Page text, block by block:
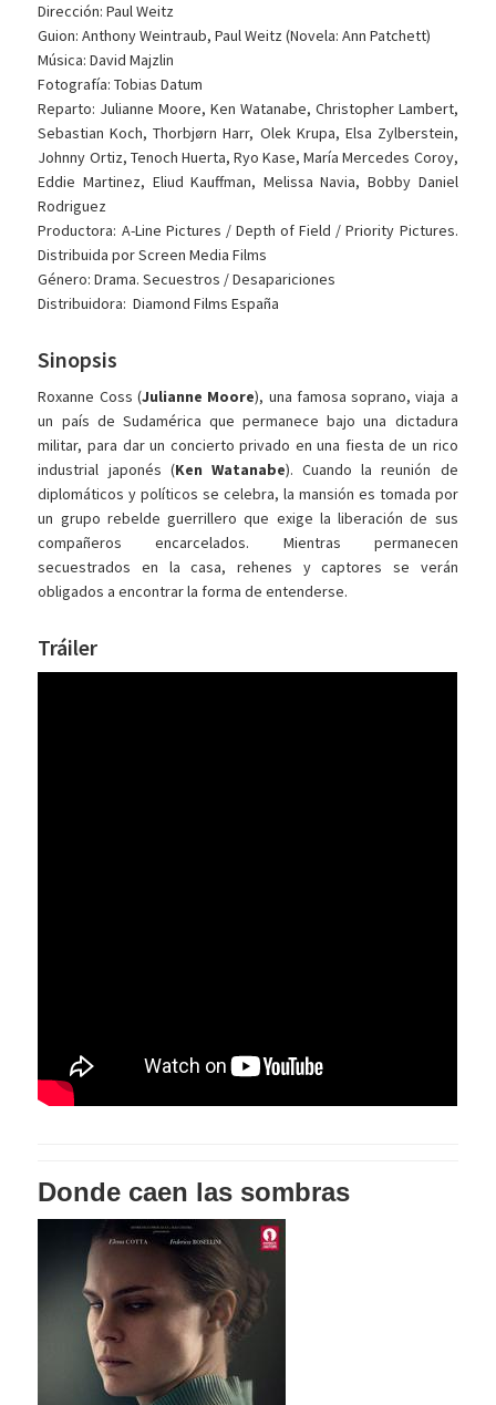
Dirección: Paul Weitz
Guion: Anthony Weintraub, Paul Weitz (Novela: Ann Patchett)
Música: David Majzlin
Fotografía: Tobias Datum
Reparto: Julianne Moore, Ken Watanabe, Christopher Lambert,
Sebastian Koch, Thorbjørn Harr, Olek Krupa, Elsa Zylberstein,
Johnny Ortiz, Tenoch Huerta, Ryo Kase, María Mercedes Coroy,
Eddie Martinez, Eliud Kauffman, Melissa Navia, Bobby Daniel
Rodriguez
Productora: A-Line Pictures / Depth of Field / Priority Pictures.
Distribuida por Screen Media Films
Género: Drama. Secuestros / Desapariciones
Distribuidora: Diamond Films España
Sinopsis
Roxanne Coss (Julianne Moore), una famosa soprano, viaja a
un país de Sudamérica que permanece bajo una dictadura
militar, para dar un concierto privado en una fiesta de un rico
industrial japonés (Ken Watanabe). Cuando la reunión de
diplomáticos y políticos se celebra, la mansión es tomada por
un grupo rebelde guerrillero que exige la liberación de sus
compañeros encarcelados. Mientras permanecen
secuestrados en la casa, rehenes y captores se verán
obligados a encontrar la forma de entenderse.
Tráiler
Donde caen las sombras